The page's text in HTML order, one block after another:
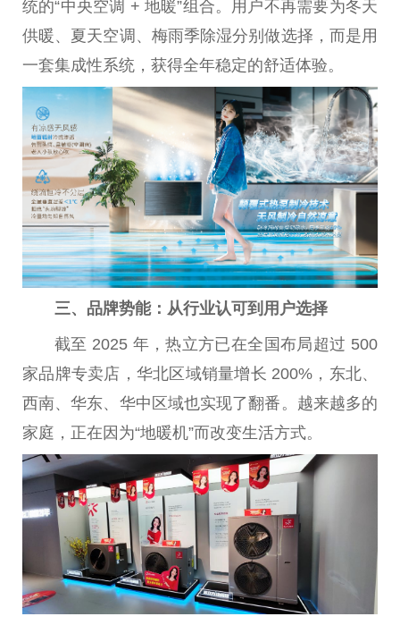
统的“中央空调 + 地暖”组合。用户不再需要为冬天
供暖、夏天空调、梅雨季除湿分别做选择，而是用
一套集成性系统，获得全年稳定的舒适体验。
三、品牌势能：从行业认可到用户选择
截至 2025 年，热立方已在全国布局超过 500
家品牌专卖店，华北区域销量增长 200%，东北、
西南、华东、华中区域也实现了翻番。越来越多的
家庭，正在因为“地暖机”而改变生活方式。